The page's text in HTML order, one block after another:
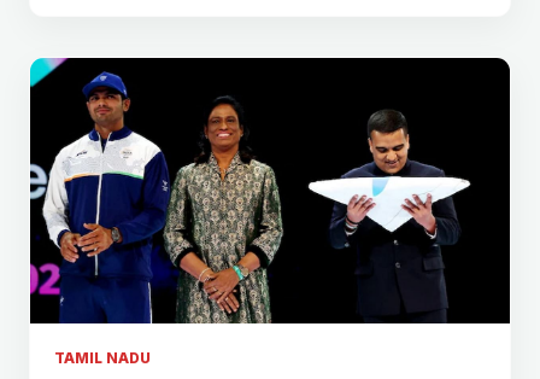
TAMIL NADU